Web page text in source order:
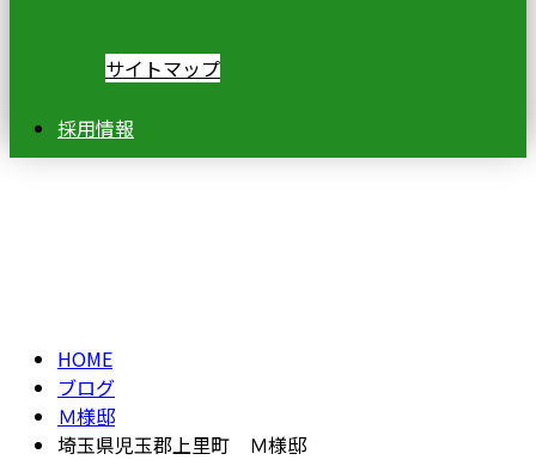
サイトマップ
採用情報
HOME
ブログ
Ｍ様邸
埼玉県児玉郡上里町 Ｍ様邸